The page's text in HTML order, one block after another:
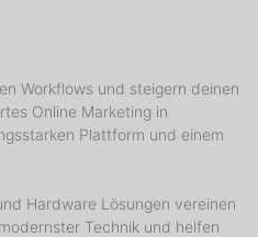
Workflows und steigern deinen
Online Marketing in
Plattform und einem
Hardware Lösungen vereinen
Technik und helfen